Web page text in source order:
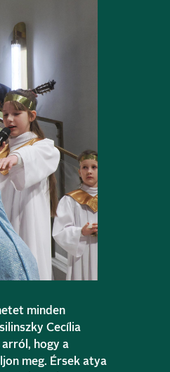
minden
Cecília
hogy a
meg. Érsek atya